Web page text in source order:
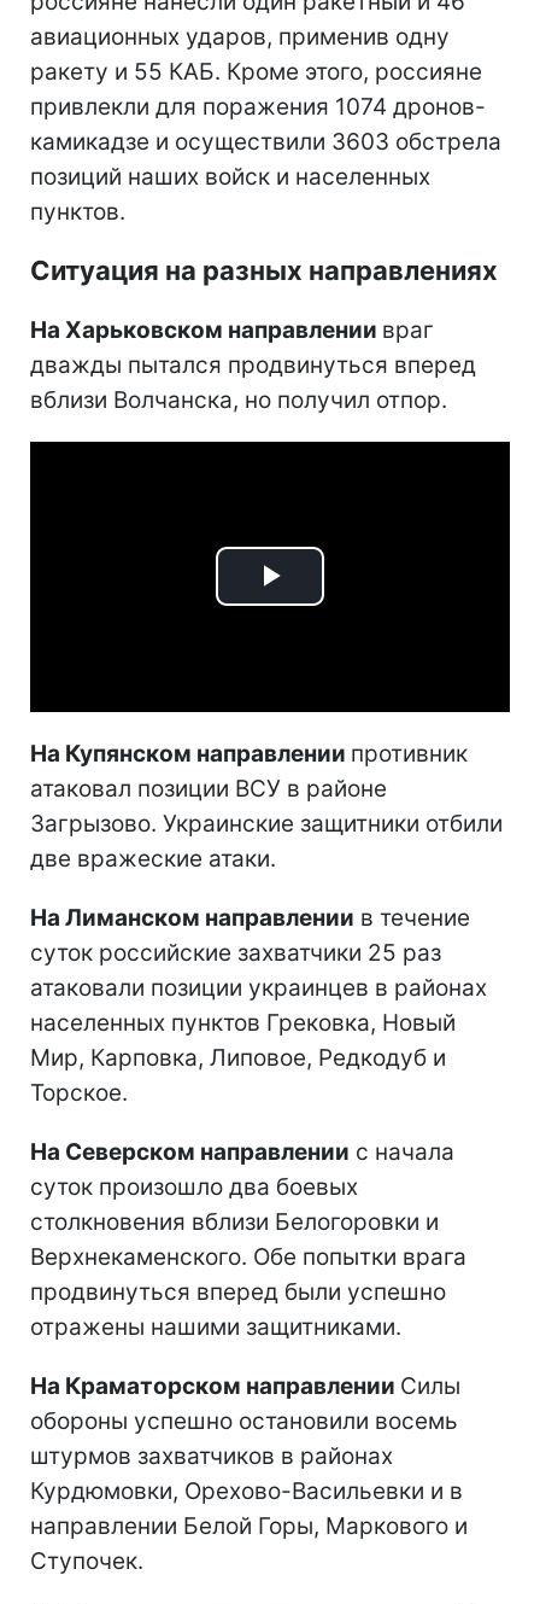
авиационных ударов, применив одну
ракету и 55 КАБ. Кроме этого, россияне
привлекли для поражения 1074 дронов-
камикадзе и осуществили 3603 обстрела
позиций наших войск и населенных
пунктов.
Ситуация на разных направлениях
На Харьковском направлении враг
дважды пытался продвинуться вперед
вблизи Волчанска, но получил отпор.
Play
На Купянском направлении противник
атаковал позиции ВСУ в районе
Загрызово. Украинские защитники отбили
две вражеские атаки.
На Лиманском направлении в течение
суток российские захватчики 25 раз
атаковали позиции украинцев в районах
населенных пунктов Грековка, Новый
Мир, Карповка, Липовое, Редкодуб и
Торское.
На Северском направлении с начала
суток произошло два боевых
столкновения вблизи Белогоровки и
Верхнекаменского. Обе попытки врага
продвинуться вперед были успешно
отражены нашими защитниками.
На Краматорском направлении Силы
обороны успешно остановили восемь
штурмов захватчиков в районах
Курдюмовки, Орехово-Васильевки и в
направлении Белой Горы, Маркового и
Ступочек.